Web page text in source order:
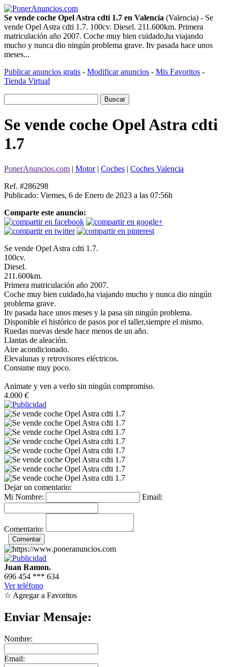
Se vende coche Opel Astra cdti 1.7 en Valencia (Valencia) - Se
vende Opel Astra cdti 1.7. 100cv. Diesel. 211.600km. Primera
matriculación año 2007. Coche muy bien cuidado,ha viajando
mucho y nunca dio ningún problema grave. Itv pasada hace unos
meses...
Publicar anuncios gratis - Modificar anuncios - Mis Favoritos -
Tienda Virtual
Se vende coche Opel Astra cdti
1.7
PonerAnuncios.com | Motor| Coches | Coches Valencia
Ref. #286298
Publicado: Viernes, 6 de Enero de 2023 a las 07:56h
Comparte este anuncio:
Se vende Opel Astra cdti 1.7.
100cv.
Diesel.
211.600km.
Primera matriculación año 2007.
Coche muy bien cuidado,ha viajando mucho y nunca dio ningún
problema grave.
Itv pasada hace unos meses y la pasa sin ningún problema.
Disponible el histórico de pasos por el taller,siempre el mismo.
Ruedas nuevas desde hace menos de un año.
Llantas de aleación.
Aire acondicionado.
Elevalunas y retrovisores eléctricos.
Consume muy poco.
Animate y ven a verlo sin ningún compromiso.
4.000 €
Dejar un comentario:
Mi Nombre:
Email:
Comentario:
Juan Ramon.
696 454 *** 634
Ver teléfono
☆ Agregar a Favoritos
Enviar Mensaje:
Nombre:
Email: